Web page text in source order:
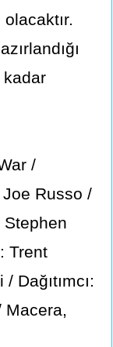
/
Russo /
Trent
Dağıtımcı:
Macera,